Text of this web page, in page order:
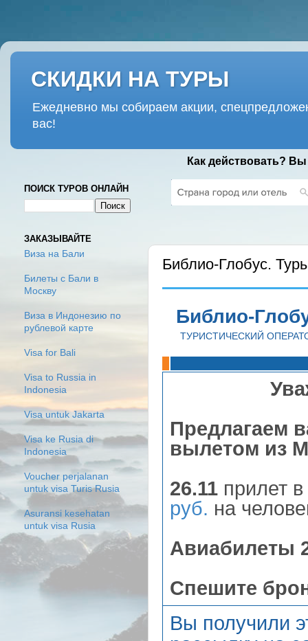
СКИДКИ НА ТУРЫ
Ежедневно мы собираем акции,
вас!
Как действовать?
Библио-Глобус.
Библио-
ТУРИСТИЧЕСКИЙ
Предлагаем
вылетом из
26.11 прилет
руб. на
Авиабилеты
Спешите
Вы получили
ПОИСК ТУРОВ ОНЛАЙН
ЗАКАЗЫВАЙТЕ
Виза на Бали
Билеты с Бали в
Москву
Виза в Индонезию по
рублевой карте
Visa for Bali
Visa to Russia in
Indonesia
Visa untuk Jakarta
Visa ke Rusia di
Indonesia
Voucher perjalanan
untuk visa Turis Rusia
Asuransi kesehatan
untuk visa Rusia